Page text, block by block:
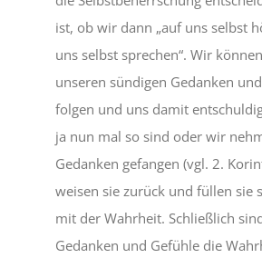
ist, ob wir dann „auf uns selbst
uns selbst sprechen“. Wir
unseren sündigen Gedanken
folgen und uns damit
ja nun mal so sind oder wir
Gedanken gefangen (vgl. 2.
weisen sie zurück und füllen sie
mit der Wahrheit. Schließlich
Gedanken und Gefühle die